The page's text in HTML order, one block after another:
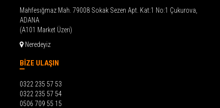
Mahfesığmaz Mah. 79008 Sokak Sezen Apt. Kat:1 No:1 Çukurova,
ADANA
(A101 Market Üzeri)
Neredeyiz
BİZE ULAŞIN
0322 235 57 53
0322 235 57 54
0506 709 55 15